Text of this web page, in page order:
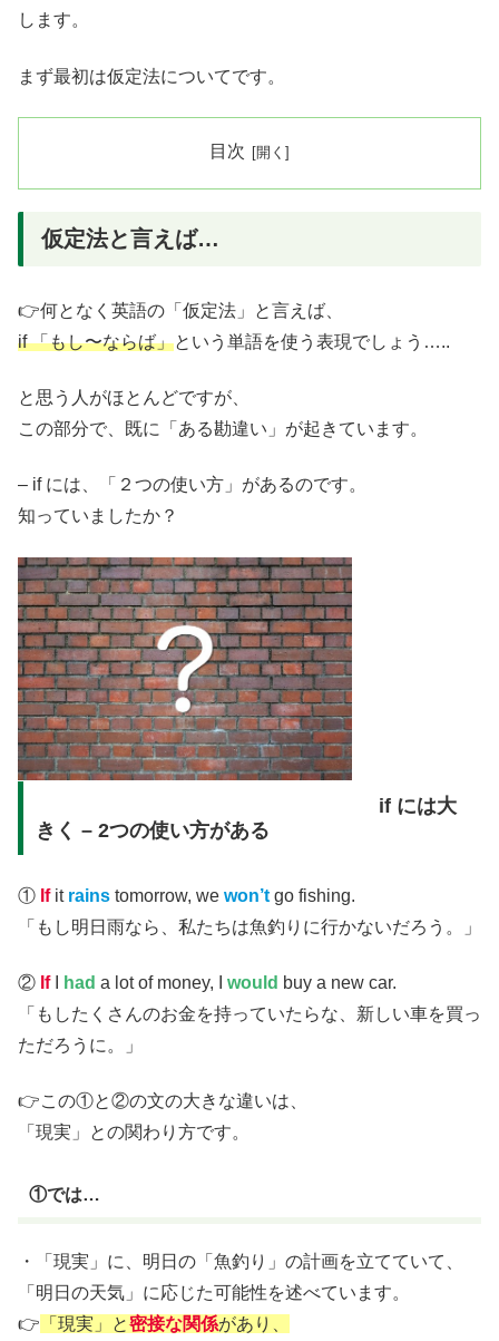
します。
まず最初は仮定法についてです。
目次
仮定法と言えば…
👉何となく英語の「仮定法」と言えば、
if 「もし〜ならば」という単語を使う表現でしょう…..
と思う人がほとんどですが、
この部分で、既に「ある勘違い」が起きています。
– if には、「２つの使い方」があるのです。
知っていましたか？
if には大
きく – 2つの使い方がある
① Ifit rains tomorrow, we won’t go fishing.
「もし明日雨なら、私たちは魚釣りに行かないだろう。」
② IfI had a lot of money, I would buy a new car.
「もしたくさんのお金を持っていたらな、新しい車を買っ
ただろうに。」
👉この①と②の文の大きな違いは、
「現実」との関わり方です。
①では…
・「現実」に、明日の「魚釣り」の計画を立てていて、
「明日の天気」に応じた可能性を述べています。
👉 「現実」と密接な関係があり、